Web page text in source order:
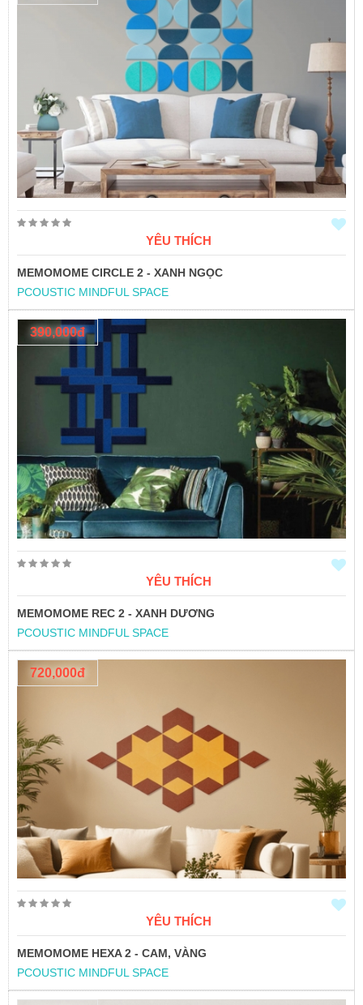
YÊU THÍCH
MEMOMOME CIRCLE 2 - XANH NGỌC
PCOUSTIC MINDFUL SPACE
390,000đ
YÊU THÍCH
MEMOMOME REC 2 - XANH DƯƠNG
PCOUSTIC MINDFUL SPACE
720,000đ
YÊU THÍCH
MEMOMOME HEXA 2 - CAM, VÀNG
PCOUSTIC MINDFUL SPACE